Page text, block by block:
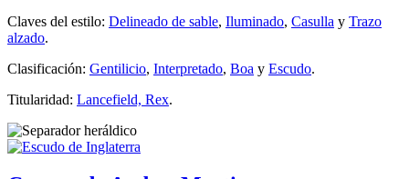
Claves del estilo: Delineado de sable, Iluminado, Casulla y Trazo
alzado.
Clasificación: Gentilicio, Interpretado, Boa y Escudo.
Titularidad: Lancefield, Rex.